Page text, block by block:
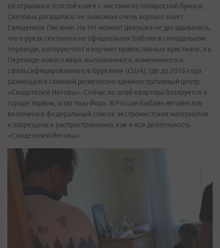
ей отрывки в толстой книге с листами из папиросной бумаги,
Светлана догадалась: ее знакомая очень хорошо знает
Священное Писание. На тот момент девушка не догадывалась,
что в руках сектантки не официальная Библия в синодальном
переводе, которую чтят и изучают православные христиане, а в
Переводе нового мира, выполненного, измененного и
сфальсифицированного в Бруклине (США), где до 2016 года
размещался главный религиозно-административный центр
«Свидетелей Иеговы». Сейчас их штаб-квартира базируется в
городе Уорвик, штат Нью-Йорк. В России Библия иеговистов
включена в федеральный список экстремистских материалов
и запрещена к распространению, как и вся деятельность
«Свидетелей Иеговы».